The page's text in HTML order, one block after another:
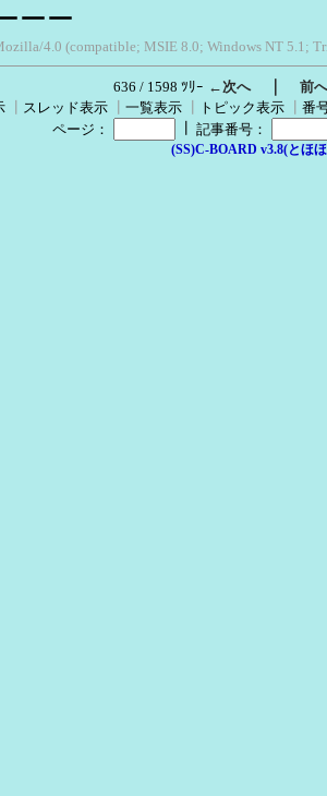
ーー
4.0 (compatible; MSIE 8.0; Windows NT 5.1;
636 / 1598 ﾂﾘｰ ←次へ｜ 前
スレッド表示 一覧表示 トピック表示
番
ページ：
記事番号：
(SS)C-BOARD v3.8(とほ